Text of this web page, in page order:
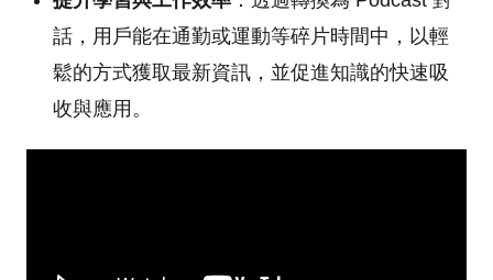
話，用戶能在通勤或運動等碎片時間中，以輕
鬆的方式獲取最新資訊，並促進知識的快速吸
收與應用。